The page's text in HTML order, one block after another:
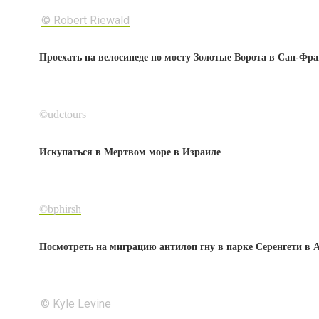
© Robert Riewald
Проехать на велосипеде по мосту Золотые Ворота в Сан-
©udctours
Искупаться в Мертвом море в Израиле
©bphirsh
Посмотреть на миграцию антилоп гну в парке Серенгети в
© Kyle Levine